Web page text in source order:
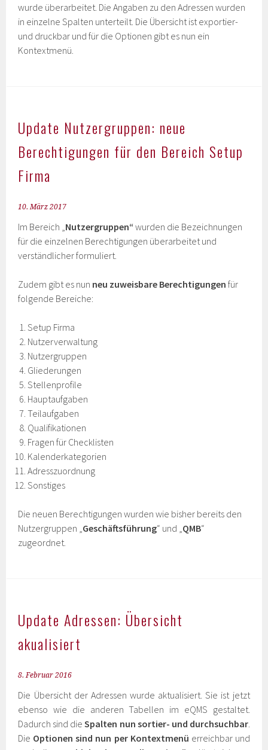
wurde überarbeitet. Die Angaben zu den Adressen wurden
in einzelne Spalten unterteilt. Die Übersicht ist exportier-
und druckbar und für die Optionen gibt es nun ein
Kontextmenü.
Update Nutzergruppen: neue
Berechtigungen für den Bereich Setup
Firma
10. März 2017
Im Bereich „Nutzergruppen“ wurden die Bezeichnungen
für die einzelnen Berechtigungen überarbeitet und
verständlicher formuliert.
Zudem gibt es nun neu zuweisbare Berechtigungen für
folgende Bereiche:
Setup Firma
Nutzerverwaltung
Nutzergruppen
Gliederungen
Stellenprofile
Hauptaufgaben
Teilaufgaben
Qualifikationen
Fragen für Checklisten
Kalenderkategorien
Adresszuordnung
Sonstiges
Die neuen Berechtigungen wurden wie bisher bereits den
Nutzergruppen „Geschäftsführung“ und „QMB“
zugeordnet.
Update Adressen: Übersicht
akualisiert
8. Februar 2016
Die Übersicht der Adressen wurde aktualisiert. Sie ist jetzt
ebenso wie die anderen Tabellen im eQMS gestaltet.
Dadurch sind dieSpalten nun sortier- und durchsuchbar.
Die Optionen sind nun per Kontextmenü erreichbar und